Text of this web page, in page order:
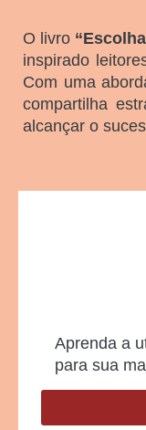
O livro
inspirado
Com uma
compartilha
alcançar o
Aprenda a
para sua